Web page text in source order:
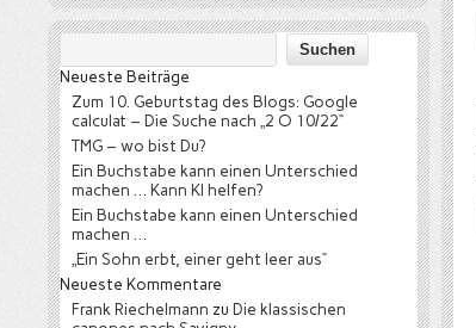
Neueste Beiträge
Zum 10. Geburtstag des Blogs: Google
calculat – Die Suche nach „2 O 10/22“
TMG – wo bist Du?
Ein Buchstabe kann einen Unterschied
machen … Kann KI helfen?
Ein Buchstabe kann einen Unterschied
machen …
„Ein Sohn erbt, einer geht leer aus“
Neueste Kommentare
Frank Riechelmann zu Die klassischen